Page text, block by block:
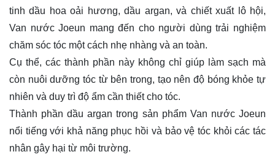
tinh dầu hoa oải hương, dầu argan, và chiết xuất lô hội,
Van nước Joeun mang đến cho người dùng trải nghiệm
chăm sóc tóc một cách nhẹ nhàng và an toàn.
Cụ thể, các thành phần này không chỉ giúp làm sạch mà
còn nuôi dưỡng tóc từ bên trong, tạo nên độ bóng khỏe tự
nhiên và duy trì độ ẩm cần thiết cho tóc.
Thành phần dầu argan trong sản phẩm Van nước Joeun
nổi tiếng với khả năng phục hồi và bảo vệ tóc khỏi các tác
nhân gây hại từ môi trường.